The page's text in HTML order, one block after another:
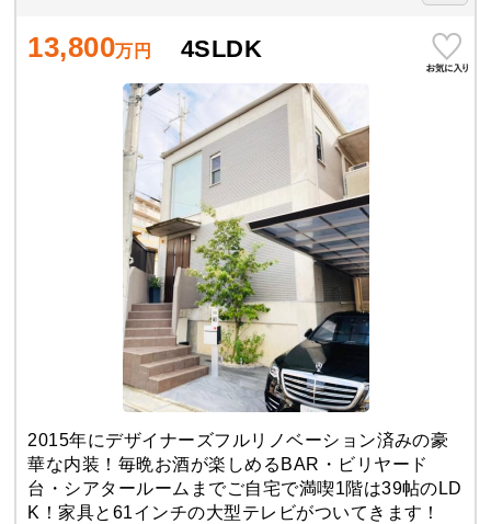
13,800万円 4SLDK
2015年にデザイナーズフルリノベーション済みの豪
華な内装！毎晩お酒が楽しめるBAR・ビリヤード
台・シアタールームまでご自宅で満喫1階は39帖のLD
K！家具と61インチの大型テレビがついてきます！